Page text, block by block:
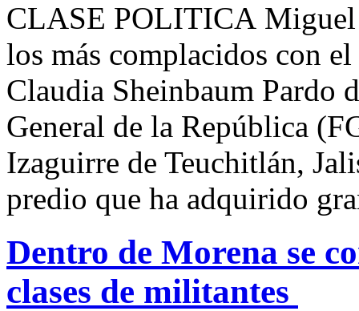
CLASE POLITICA
los más complacidos con
Claudia Sheinbaum Pardo
General de la República
Izaguirre de Teuchitlán,
predio que ha adquirido
Dentro de Morena se
clases de militantes